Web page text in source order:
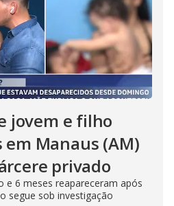
jovem e filho
Manaus (AM)
privado
e 6 meses reapareceram após
segue sob investigação